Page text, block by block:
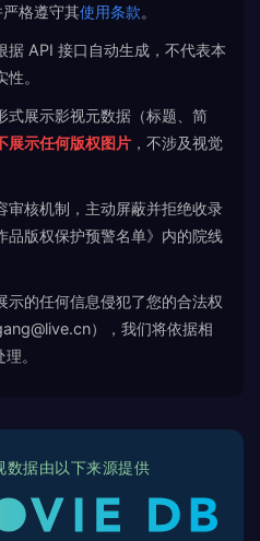
格遵守其使用条款。
据 API 接口自动生成，不代表本
。
式展示影视元数据（标题、简
展示任何版权图片 ，不涉及视觉
审核机制，主动屏蔽并拒绝收录
品版权保护预警名单》内的院线
示的任何信息侵犯了您的合法权
），我们将依据相
。
数据由以下来源提供